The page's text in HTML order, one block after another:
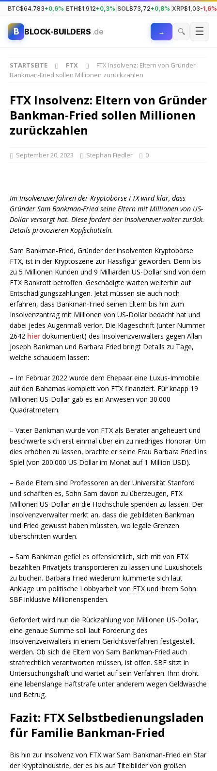
BTC$64.783+0,6% ETH$1.912+0,3% SOL$73,72+0,8% XRP$1,03-1,6%
B BLOCK-BUILDERS .de → 🔍 ☰
STARTSEITE FTX
FTX Insolvenz: Eltern von Gründer
Bankman-Fried sollen Millionen zurückzahlen
FTX Insolvenz: Eltern von Gründer
Bankman-Fried sollen Millionen
zurückzahlen
September 20, 2023 Stephan Fiedler 0
Im Insolvenzverfahren der Kryptobörse FTX wird klar, dass
Gründer Sam Bankman-Fried seine Eltern mit Millionen von US-
Dollar versorgt hat. Diese fordert der Insolvenzverwalter zurück.
Details provozieren Kopfschütteln.
Sam Bankman-Fried, Gründer der insolventen Kryptobörse
FTX, ist in der Kryptoszene zur Hassfigur geworden. Denn bis
zu 5 Millionen Kunden und 9 Milliarden US-Dollar sind von dem
FTX Bankrott betroffen. Geschädigte warten weiterhin auf
Entschädigungszahlungen. Jetzt müssen sie auch noch
erfahren, dass Bankman-Fried seinen Eltern bis hin zum
Insolvenzantrag mit Millionen von US-Dollar bedacht hat und
dabei jedes Augenmaß verlor. Die Klageschrift (unter Nummer
2642 hier dokumentiert) des Insolvenzverwalters gegen Allan
Joseph Bankman und Barbara Fried bringt Details zu Tage,
welche schaudern lassen:
– Im Februar 2022 wurde dem Ehepaar eine Luxus-Immobile
auf den Bahamas komplett von FTX finanziert. Für knapp 19
Millionen US-Dollar gab es ein Anwesen von 30.000
Quadratmetern.
– Vater Bankman wurde von FTX als Berater angeheuert und
beschwerte sich erst einmal über ein zu niedriges Honorar. Um
dies erhöhen zu lassen, brachte er seine Frau Barbara Fried ins
Spiel (von 200.000 US Dollar im Monat auf 1 Million USD).
– Beide Eltern sind Professoren an der Universität Stanford
und schafften es, Sohn Sam davon zu überzeugen, FTX
Millionen US-Dollar an die Hochschule spenden zu lassen. Der
Insolvenzverwalter merkt an, dass die gebildeten Bankman
und Fried gewusst haben müssten, wo legale Grenzen
überschritten wurden.
– Sam Bankman gefiel es offensichtlich, sich mit von FTX
bezahlten Privatjets transportieren zu lassen und Luxushotels
zu buchen. Barbara Fried wiederum kümmerte sich laut
Anklage um politische Lobbyarbeit von FTX und ihrem Sohn
SBF inklusive Millionenspenden.
Gefordert wird nun die Rückzahlung von Millionen US-Dollar,
eine genaue Summe soll laut Forderung des
Insolvenzverwalters in einem Gerichtsverfahren festgestellt
werden. Ob sich die Eltern von Sam Bankman-Fried auch
strafrechtlich verantworten müssen, ist offen. SBF sitzt in
Untersuchungshaft und wartet auf sein Verfahren. Ihm droht
eine lebenslange Haftstrafe unter anderem wegen Geldwäsche
und Betrug.
Fazit: FTX Selbstbedienungsladen
für Familie Bankman-Fried
Bis hin zur Insolvenz von FTX war Sam Bankman-Fried ein Star
der Kryptoindustrie, der es bis auf Titelbilder von großen